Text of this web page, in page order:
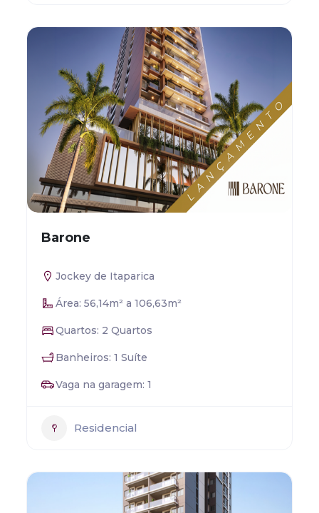
Barone
Jockey de Itaparica
Área: 56,14m² a 106,63m²
Quartos: 2 Quartos
Banheiros: 1 Suíte
Vaga na garagem: 1
Residencial